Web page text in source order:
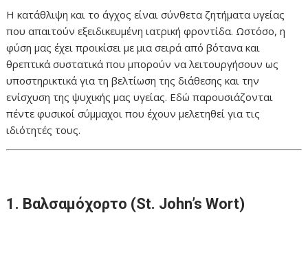
Η κατάθλιψη και το άγχος είναι σύνθετα ζητήματα υγείας
που απαιτούν εξειδικευμένη ιατρική φροντίδα. Ωστόσο, η
φύση μας έχει προικίσει με μια σειρά από βότανα και
θρεπτικά συστατικά που μπορούν να λειτουργήσουν ως
υποστηρικτικά για τη βελτίωση της διάθεσης και την
ενίσχυση της ψυχικής μας υγείας. Εδώ παρουσιάζονται
πέντε φυσικοί σύμμαχοι που έχουν μελετηθεί για τις
ιδιότητές τους.
1. Βαλσαμόχορτο (St. John’s Wort)